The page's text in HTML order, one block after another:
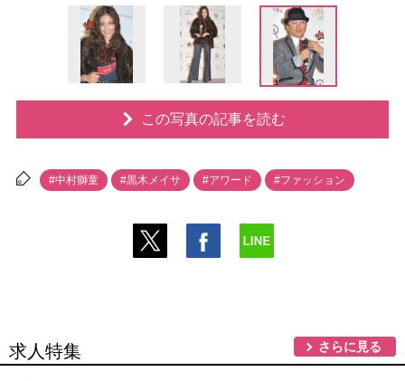
この写真の記事を読む
#中村獅童 #黒木メイサ #アワード #ファッション
求人特集 さらに見る